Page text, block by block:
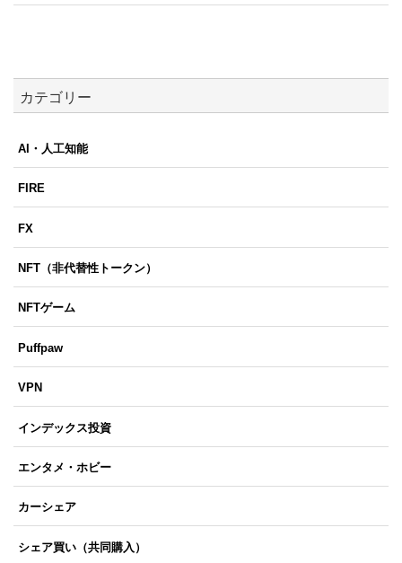
カテゴリー
AI・人工知能
FIRE
FX
NFT（非代替性トークン）
NFTゲーム
Puffpaw
VPN
インデックス投資
エンタメ・ホビー
カーシェア
シェア買い（共同購入）